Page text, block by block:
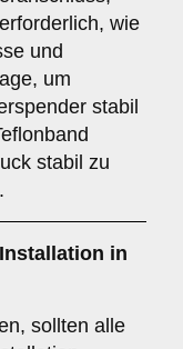
wie
und
um
stabil
stabil zu
in
sollten alle